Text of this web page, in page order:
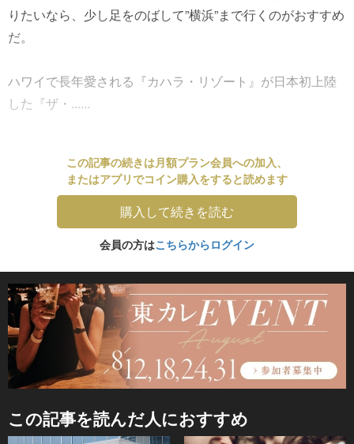
りたいなら、少し足をのばして”横浜”まで行くのがおすすめ
だ。
ハワイで長年愛される『カハラ・リゾート』が日本初上陸
した『ザ・......
この記事の続きは月額プラン会員への加入、
またはアプリでコイン購入をすると読めます
購入して続きを読む
会員の方はこちらからログイン
この記事を読んだ人におすすめ